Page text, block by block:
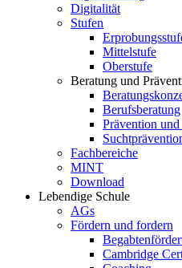
Digitalität
Stufen
Mittelstufe
Oberstufe
Beratung und
Berufsberatung
Prävention
Fachbereiche
MINT
Download
Lebendige Schule
AGs
Fördern und fordern
Cambridge